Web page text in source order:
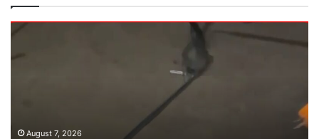
इंडियन
और
तोते August 7, 2026